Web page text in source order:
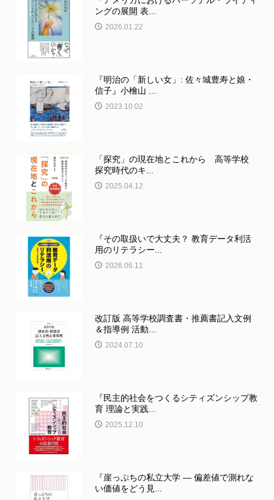
ングの展開 表...
2026.01.22
『明治の「新しい女」: 佐々城豊寿と娘・
信子』小檜山 ...
2023.10.02
「探究」の現在地とこれから 高等学校
探究時代のキ...
2025.04.12
『その取扱いで大丈夫？ 教育データ利活
用のリテラシー...
2026.06.11
改訂版 高等学校調査書・推薦書記入文例
＆指導例 活動...
2024.07.10
『民主的社会をつくるシティズンシップ教
育 理論と実践...
2025.12.10
『崖っぷちの私立大学 ― 偏差値で測れな
い価値をどう見...